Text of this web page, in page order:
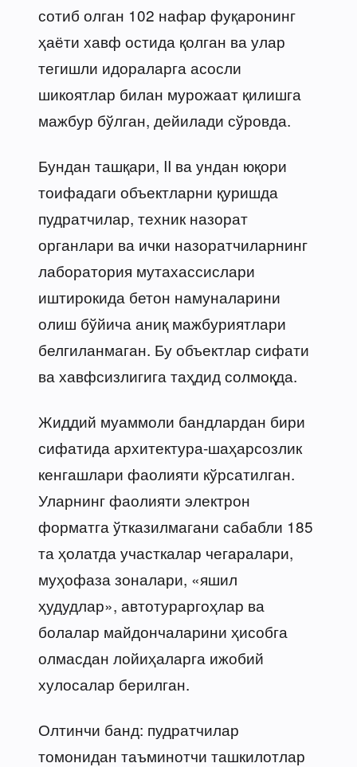
сотиб олган 102 нафар фуқаронинг
ҳаёти хавф остида қолган ва улар
тегишли идораларга асосли
шикоятлар билан мурожаат қилишга
мажбур бўлган, дейилади сўровда.
Бундан ташқари, II ва ундан юқори
тоифадаги объектларни қуришда
пудратчилар, техник назорат
органлари ва ички назоратчиларнинг
лаборатория мутахассислари
иштирокида бетон намуналарини
олиш бўйича аниқ мажбуриятлари
белгиланмаган. Бу объектлар сифати
ва хавфсизлигига таҳдид солмоқда.
Жиддий муаммоли бандлардан бири
сифатида архитектура-шаҳарсозлик
кенгашлари фаолияти кўрсатилган.
Уларнинг фаолияти электрон
форматга ўтказилмагани сабабли 185
та ҳолатда участкалар чегаралари,
муҳофаза зоналари, «яшил
ҳудудлар», автотураргоҳлар ва
болалар майдончаларини ҳисобга
олмасдан лойиҳаларга ижобий
хулосалар берилган.
Олтинчи банд: пудратчилар
томонидан таъминотчи ташкилотлар